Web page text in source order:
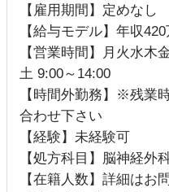
【雇用期間】定めなし
【給与モデル】年収
【営業時間】月火水木
土 9:00～14:00
【時間外勤務】※残業
合わせ下さい
【経験】未経験可
【処方科目】脳神経外
【在籍人数】詳細はお